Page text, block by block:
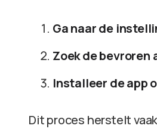
Ga naar de
Zoek de bevroren
Installeer de app
Dit proces herstelt